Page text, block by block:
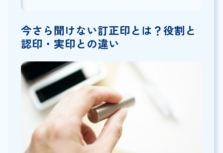
今さら聞けない訂正印とは？役割と
認印・実印との違い